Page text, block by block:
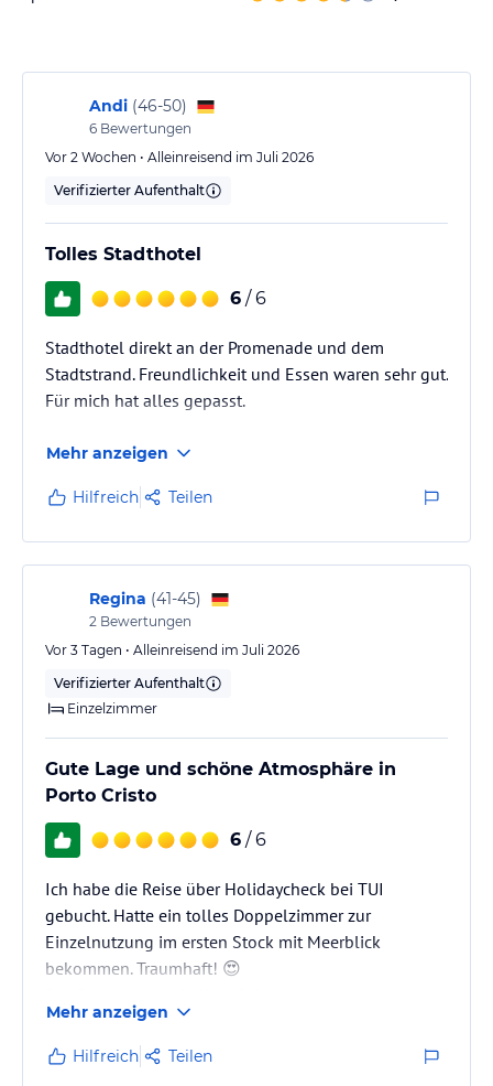
Hoteliers-/Veranstalter-/Kataloginformationen. Alle Angaben
jeweiligen Veranstalters.
Andi (46-50)
6 Bewertungen
Vor 2 Wochen • Alleinreisend im Juli 2026
Verifizierter Aufenthalt
Tolles Stadthotel
6 / 6
Stadthotel direkt an der Promenade und dem
Stadtstrand. Freundlichkeit und Essen waren sehr gut.
Für mich hat alles gepasst.
Mehr anzeigen
Hilfreich Teilen
Regina (41-45)
2 Bewertungen
Vor 3 Tagen • Alleinreisend im Juli 2026
Verifizierter Aufenthalt
Einzelzimmer
Gute Lage und schöne Atmosphäre in
Porto Cristo
6 / 6
Ich habe die Reise über Holidaycheck bei TUI
gebucht. Hatte ein tolles Doppelzimmer zur
Einzelnutzung im ersten Stock mit Meerblick
bekommen. Traumhaft! 😍
Präsentation, jeden Morgen gibt es Kaffee aus der
Siebträgermaschine und Sekt sowie morgens und
abends zudem eine Life-Cooking Station. Ich hatte
Mehr anzeigen
Hilfreich Teilen